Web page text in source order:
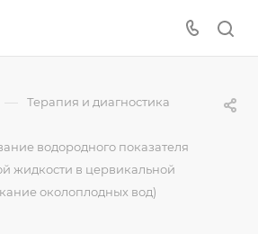
— Терапия и диагностика
водородного показателя
жидкости в цервикальной
околоплодных вод)